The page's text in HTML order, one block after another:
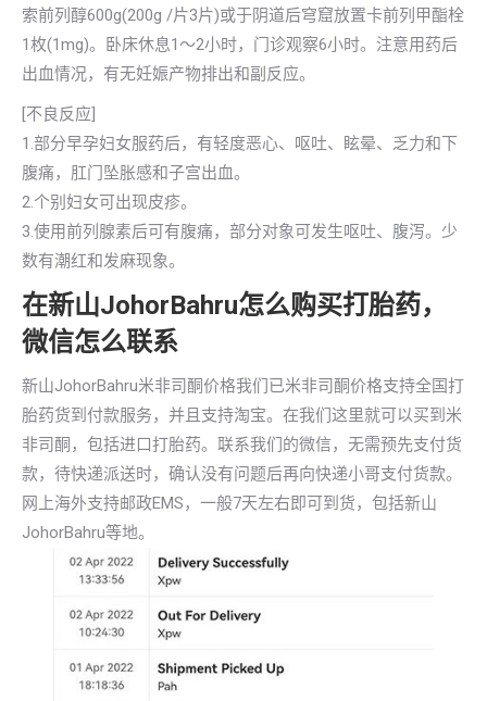
索前列醇600g(200g /片3片)或于阴道后穹窟放置卡前列甲酯栓
1枚(1mg)。卧床休息1～2小时，门诊观察6小时。注意用药后
出血情况，有无妊娠产物排出和副反应。
[不良反应]
1.部分早孕妇女服药后，有轻度恶心、呕吐、眩晕、乏力和下
腹痛，肛门坠胀感和子宫出血。
2.个别妇女可出现皮疹。
3.使用前列腺素后可有腹痛，部分对象可发生呕吐、腹泻。少
数有潮红和发麻现象。
在新山JohorBahru怎么购买打胎药，
微信怎么联系
新山JohorBahru米非司酮价格我们已米非司酮价格支持全国打
胎药货到付款服务，并且支持淘宝。在我们这里就可以买到米
非司酮，包括进口打胎药。联系我们的微信，无需预先支付货
款，待快递派送时，确认没有问题后再向快递小哥支付货款。
网上海外支持邮政EMS，一般7天左右即可到货，包括新山
JohorBahru等地。